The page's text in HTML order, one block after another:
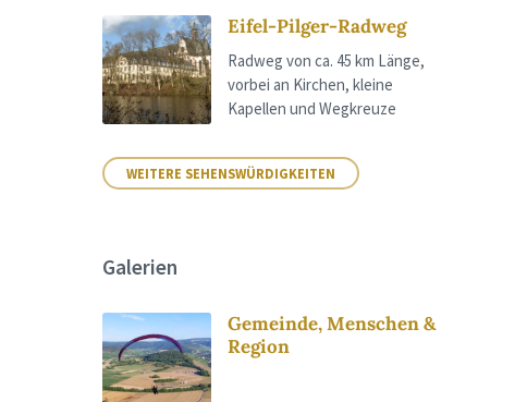
Eifel-Pilger-Radweg
Radweg von ca. 45 km Länge,
vorbei an Kirchen, kleine
Kapellen und Wegkreuze
WEITERE SEHENSWÜRDIGKEITEN
Galerien
Gemeinde, Menschen &
Region